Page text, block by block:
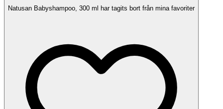
Natusan Babyshampoo, 300 ml har tagits bort från mina favoriter